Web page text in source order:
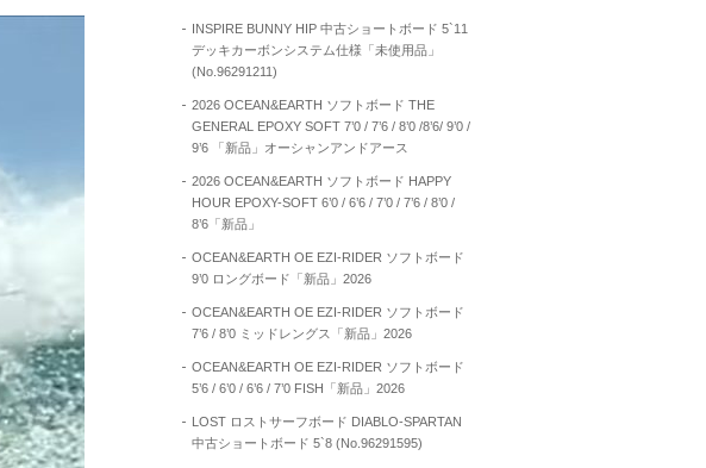
INSPIRE BUNNY HIP 中古ショートボード 5`11
デッキカーボンシステム仕様「未使用品」
(No.96291211)
2026 OCEAN&EARTH ソフトボード THE
GENERAL EPOXY SOFT 7’0 / 7’6 / 8’0 /8’6/ 9’0 /
9’6 「新品」オーシャンアンドアース
2026 OCEAN&EARTH ソフトボード HAPPY
HOUR EPOXY-SOFT 6’0 / 6’6 / 7’0 / 7’6 / 8’0 /
8’6「新品」
OCEAN&EARTH OE EZI-RIDER ソフトボード
9’0 ロングボード「新品」2026
OCEAN&EARTH OE EZI-RIDER ソフトボード
7’6 / 8’0 ミッドレングス「新品」2026
OCEAN&EARTH OE EZI-RIDER ソフトボード
5’6 / 6’0 / 6’6 / 7’0 FISH「新品」2026
LOST ロストサーフボード DIABLO-SPARTAN
中古ショートボード 5`8 (No.96291595)